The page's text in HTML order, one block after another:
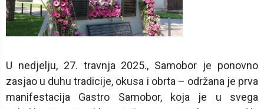
U nedjelju, 27. travnja 2025., Samobor je ponovno
zasjao u duhu tradicije, okusa i obrta – održana je prva
manifestacija Gastro Samobor, koja je u svega